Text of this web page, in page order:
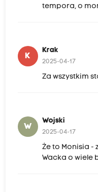
tempora, o
K
Krak
2025-04-17
Za wszystkim
W
Wojski
2025-04-17
Że to Monisia -
Wacka o wiele